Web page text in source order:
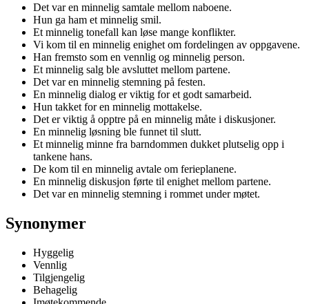
Det var en minnelig samtale mellom naboene.
Hun ga ham et minnelig smil.
Et minnelig tonefall kan løse mange konflikter.
Vi kom til en minnelig enighet om fordelingen av oppgavene.
Han fremsto som en vennlig og minnelig person.
Et minnelig salg ble avsluttet mellom partene.
Det var en minnelig stemning på festen.
En minnelig dialog er viktig for et godt samarbeid.
Hun takket for en minnelig mottakelse.
Det er viktig å opptre på en minnelig måte i diskusjoner.
En minnelig løsning ble funnet til slutt.
Et minnelig minne fra barndommen dukket plutselig opp i
tankene hans.
De kom til en minnelig avtale om ferieplanene.
En minnelig diskusjon førte til enighet mellom partene.
Det var en minnelig stemning i rommet under møtet.
Synonymer
Hyggelig
Vennlig
Tilgjengelig
Behagelig